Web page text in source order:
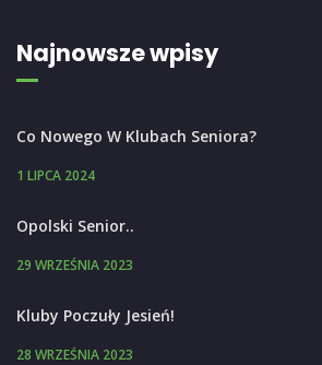
Najnowsze wpisy
Co Nowego W Klubach Seniora?
1 LIPCA 2024
Opolski Senior..
29 WRZEŚNIA 2023
Kluby Poczuły Jesień!
28 WRZEŚNIA 2023